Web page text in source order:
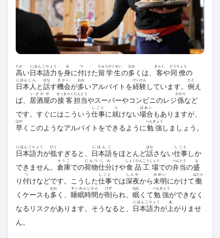
高
たか
い日本語力
にほんごりょく
を身
み
に付
つ
けた留学生
りゅうがくせい
の多
おお
くは、 客
きゃく
や同僚
どうりょう
の
日本人
にほんじん
と話
はな
す機会
きかい
が多
おお
いアルバイトを経験
けいけん
しています。 例
たと
え
ば、
居酒屋
いざかや
の接客
せっきゃく
担当
たんとう
やスーパーやコンビニのレジ係
かかり
など
です。すぐにはこういう仕事
しごと
に就
つ
けない場合
ばあい
もありますが、
早
はや
くこのようなアルバイトをできるように勉強
べんきょう
しましょう。
日本語力
にほんごりょく
が低
ひく
すぎると、 日本語
にほんご
をほとんど話
はな
さない仕事
しごと
しか
できません。 倉庫
そうこ
での荷物
にもつ
仕分
しわ
けや食品工場
しょくひんこうじょう
での弁当
べんとう
の盛
も
り付
つ
けなどです。こうした仕事
しごと
では深夜
しんや
から未明
みめい
にかけて働
はたら
くケースも多
おお
く、 睡眠時間
すいみんじかん
が削
けず
られ、 眠
ねむ
くて勉強
べんきょう
ができなく
なるリスクがあります。そうなると、
日本語力
にほんごりょく
が 上
あ
がりませ
ん。